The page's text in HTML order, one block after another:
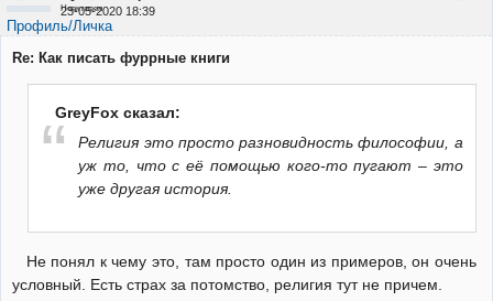
23-05-2020 18:39
Неактивен
Профиль/Личка
Re: Как писать фуррные книги
GreyFox сказал:
Религия это просто разновидность философии, а
уж то, что с её помощью кого-то пугают – это
уже другая история.
Не понял к чему это, там просто один из примеров, он очень
условный. Есть страх за потомство, религия тут не причем.